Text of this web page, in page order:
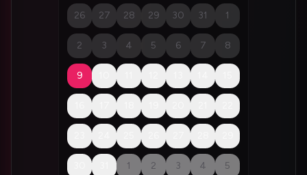
26 27 28 29 30 31 1
2 3 4 5 6 7 8
9
1 2 3 4 5